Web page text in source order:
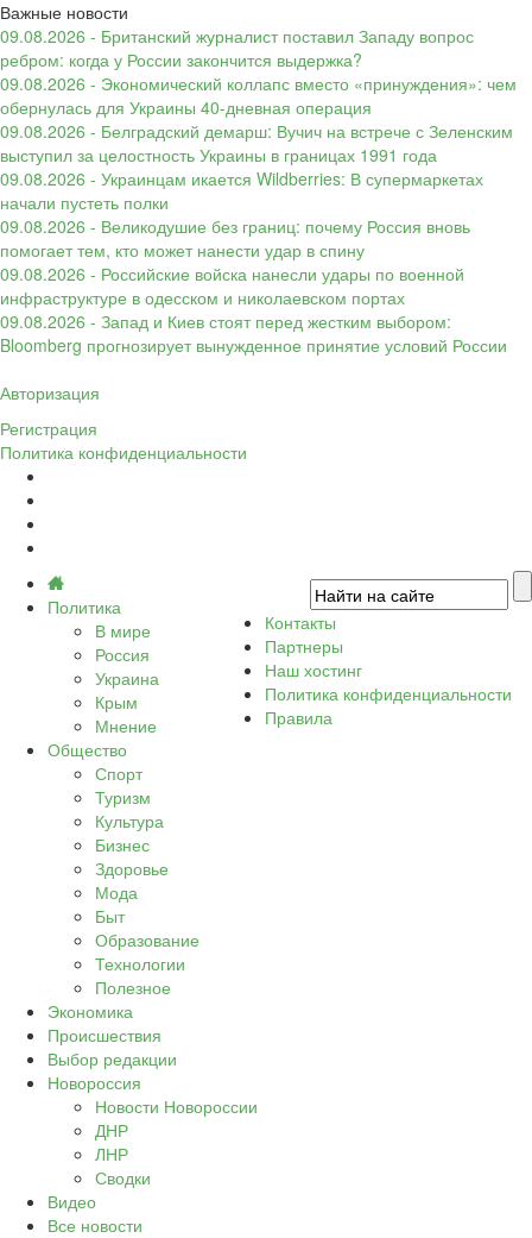
Важные новости
09.08.2026 - Британский журналист поставил Западу вопрос
ребром: когда у России закончится выдержка?
09.08.2026 - Экономический коллапс вместо «принуждения»: чем
обернулась для Украины 40-дневная операция
09.08.2026 - Белградский демарш: Вучич на встрече с Зеленским
выступил за целостность Украины в границах 1991 года
09.08.2026 - Украинцам икается Wildberries: В супермаркетах
начали пустеть полки
09.08.2026 - Великодушие без границ: почему Россия вновь
помогает тем, кто может нанести удар в спину
09.08.2026 - Российские войска нанесли удары по военной
инфраструктуре в одесском и николаевском портах
09.08.2026 - Запад и Киев стоят перед жестким выбором:
Bloomberg прогнозирует вынужденное принятие условий России
Авторизация
Регистрация
Политика конфиденциальности
Политика
В мире
Россия
Украина
Крым
Мнение
Общество
Спорт
Туризм
Культура
Бизнес
Здоровье
Мода
Быт
Образование
Технологии
Полезное
Экономика
Происшествия
Выбор редакции
Новороссия
Новости Новороссии
ДНР
ЛНР
Сводки
Видео
Все новости
Контакты
Партнеры
Наш хостинг
Политика конфиденциальности
Правила